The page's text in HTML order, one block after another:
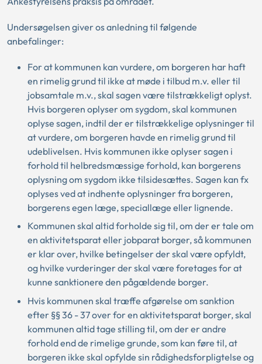
Undersøgelsen giver os anledning til følgende
anbefalinger:
For at kommunen kan vurdere, om borgeren har haft
en rimelig grund til ikke at møde i tilbud m.v. eller til
jobsamtale m.v., skal sagen være tilstrækkeligt oplyst.
Hvis borgeren oplyser om sygdom, skal kommunen
oplyse sagen, indtil der er tilstrækkelige oplysninger til
at vurdere, om borgeren havde en rimelig grund til
udeblivelsen. Hvis kommunen ikke oplyser sagen i
forhold til helbredsmæssige forhold, kan borgerens
oplysning om sygdom ikke tilsidesættes. Sagen kan fx
oplyses ved at indhente oplysninger fra borgeren,
borgerens egen læge, speciallæge eller lignende.
Kommunen skal altid forholde sig til, om der er tale om
en aktivitetsparat eller jobparat borger, så kommunen
er klar over, hvilke betingelser der skal være opfyldt,
og hvilke vurderinger der skal være foretages for at
kunne sanktionere den pågældende borger.
Hvis kommunen skal træffe afgørelse om sanktion
efter §§ 36 - 37 over for en aktivitetsparat borger, skal
kommunen altid tage stilling til, om der er andre
forhold end de rimelige grunde, som kan føre til, at
borgeren ikke skal opfylde sin rådighedsforpligtelse og